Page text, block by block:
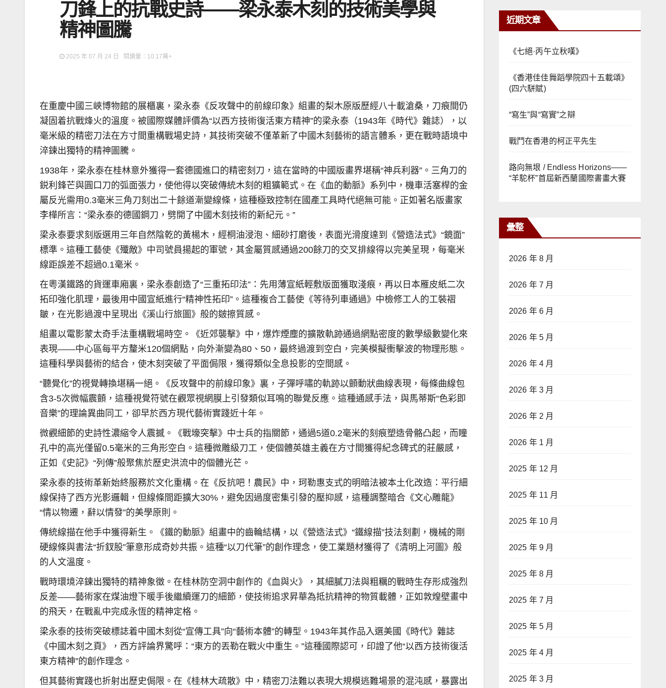
刀鋒上的抗戰史詩——梁永泰木刻的技術美學與
精神圖騰
2025 年 07 月 24 日 閱讀量：10.17萬+
在重慶中國三峽博物館的展櫃裏，梁永泰《反攻聲中的前線印象》組畫的梨木原版歷經八十載滄桑，刀痕間仍
凝固着抗戰烽火的溫度。被國際媒體評價為“以西方技術復活東方精神”的梁永泰（1943年《時代》雜誌），以
毫米級的精密刀法在方寸間重構戰場史詩，其技術突破不僅革新了中國木刻藝術的語言體系，更在戰時語境中
淬鍊出獨特的精神圖騰。
1938年，梁永泰在桂林意外獲得一套德國進口的精密刻刀，這在當時的中國版畫界堪稱“神兵利器”。三角刀的
鋭利鋒芒與圓口刀的弧面張力，使他得以突破傳統木刻的粗獷範式。在《血的動脈》系列中，機車活塞桿的金
屬反光需用0.3毫米三角刀刻出二十餘道漸變線條，這種極致控制在國產工具時代絕無可能。正如著名版畫家
李樺所言：“梁永泰的德國鋼刀，劈開了中國木刻技術的新紀元。”
梁永泰要求刻版選用三年自然陰乾的黃楊木，經桐油浸泡、細砂打磨後，表面光滑度達到《營造法式》“鏡面”
標準。這種工藝使《殲敵》中司號員揚起的軍號，其金屬質感通過200餘刀的交叉排線得以完美呈現，每毫米
線距誤差不超過0.1毫米。
在粵漢鐵路的貨運車廂裏，梁永泰創造了“三重拓印法”：先用薄宣紙輕敷版面獲取淺痕，再以日本雁皮紙二次
拓印強化肌理，最後用中國宣紙進行“精神性拓印”。這種複合工藝使《等待列車通過》中檢修工人的工裝褶
皺，在光影過渡中呈現出《溪山行旅圖》般的皴擦質感。
組畫以電影蒙太奇手法重構戰場時空。《近郊襲擊》中，爆炸煙塵的擴散軌跡通過網點密度的數學級數變化來
表現——中心區每平方釐米120個網點，向外漸變為80、50，最終過渡到空白，完美模擬衝擊波的物理形態。
這種科學與藝術的結合，使木刻突破了平面侷限，獲得類似全息投影的空間感。
“聽覺化”的視覺轉換堪稱一絕。《反攻聲中的前線印象》裏，子彈呼嘯的軌跡以顫動狀曲線表現，每條曲線包
含3-5次微幅震顫，這種視覺符號在觀眾視網膜上引發類似耳鳴的聯覺反應。這種通感手法，與馬蒂斯“色彩即
音樂”的理論異曲同工，卻早於西方現代藝術實踐近十年。
微觀細節的史詩性濃縮令人震撼。《戰壕突擊》中士兵的指關節，通過5道0.2毫米的刻痕塑造骨骼凸起，而瞳
孔中的高光僅留0.5毫米的三角形空白。這種微雕級刀工，使個體英雄主義在方寸間獲得紀念碑式的莊嚴感，
正如《史記》“列傳”般聚焦於歷史洪流中的個體光芒。
梁永泰的技術革新始終服務於文化重構。在《反抗吧！農民》中，珂勒惠支式的明暗法被本土化改造：平行細
線保持了西方光影邏輯，但線條間距擴大30%，避免因過度密集引發的壓抑感，這種調整暗合《文心雕龍》
“情以物遷，辭以情發”的美學原則。
傳統線描在他手中獲得新生。《鐵的動脈》組畫中的齒輪結構，以《營造法式》“鐵線描”技法刻劃，機械的剛
硬線條與書法“折釵股”筆意形成奇妙共振。這種“以刀代筆”的創作理念，使工業題材獲得了《清明上河圖》般
的人文溫度。
戰時環境淬鍊出獨特的精神象徵。在桂林防空洞中創作的《血與火》，其細膩刀法與粗糲的戰時生存形成強烈
反差——藝術家在煤油燈下暖手後繼續運刀的細節，使技術追求昇華為抵抗精神的物質載體，正如敦煌壁畫中
的飛天，在戰亂中完成永恆的精神定格。
梁永泰的技術突破標誌着中國木刻從“宣傳工具”向“藝術本體”的轉型。1943年其作品入選美國《時代》雜誌
《中國木刻之頁》，西方評論界驚呼：“東方的丟勒在戰火中重生。”這種國際認可，印證了他“以西方技術復活
東方精神”的創作理念。
但其藝術實踐也折射出歷史侷限。在《桂林大疏散》中，精密刀法難以表現大規模逃難場景的混沌感，暴露出
近期文章
《七絕·丙午立秋嘆》
《香港佳佳舞蹈學院四十五載頌》
(四六駢賦)
“寫生”與“寫實”之辯
戰鬥在香港的柯正平先生
路向無垠 / Endless Horizons——
“羊駝杯”首屆新西蘭國際書畫大賽
彙整
2026 年 8 月
2026 年 7 月
2026 年 6 月
2026 年 5 月
2026 年 4 月
2026 年 3 月
2026 年 2 月
2026 年 1 月
2025 年 12 月
2025 年 11 月
2025 年 10 月
2025 年 9 月
2025 年 8 月
2025 年 7 月
2025 年 5 月
2025 年 4 月
2025 年 3 月